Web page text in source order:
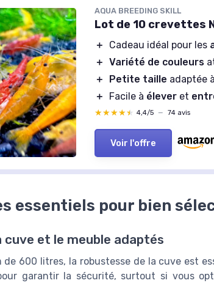
AQUA BREEDING SKILL
Lot de 10 crevettes
＋ Cadeau idéal pour les
＋ Variété de couleurs
＋
Petite taille adaptée
＋
Facile à élever et
★★★★★
★★★★★ 4,4/5 — 74 avis
Voir l'offre
essentiels pour bien
cuve et le meuble adaptés
de 600 litres, la robustesse de la cuve est
garantir la sécurité, surtout si vous